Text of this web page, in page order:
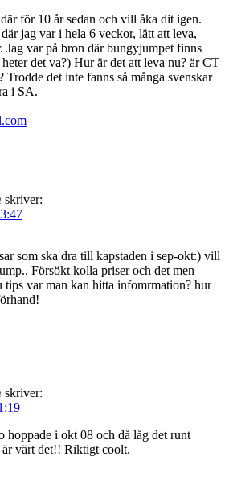
för 10 år sedan och vill åka dit igen.
jag var i hela 6 veckor, lätt att leva,
Jag var på bron där bungyjumpet finns
det va?) Hur är det att leva nu? är CT
Trodde det inte fanns så många svenskar
i SA.
skriver:
som ska dra till kapstaden i sep-okt:) vill
Försökt kolla priser och det men
tips var man kan hitta infomrmation? hur
skriver:
hoppade i okt 08 och då låg det runt
värt det!! Riktigt coolt.